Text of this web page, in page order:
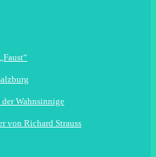
Wahnsinnige
von Richard Strauss